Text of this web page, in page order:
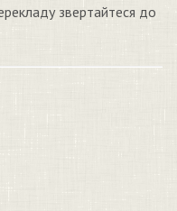
звертайтеся до